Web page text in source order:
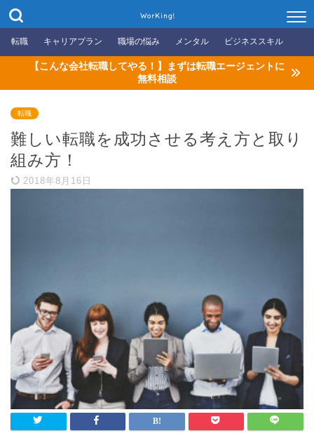
WorKing!
転職 キャリアプラン 職場の悩み メンタル ビジネススキル
【こんな会社転職してやる！】まずは転職エージェントに
無料相談
転職
難しい転職を成功させる考え方と取り
組み方！
2018年8月16日